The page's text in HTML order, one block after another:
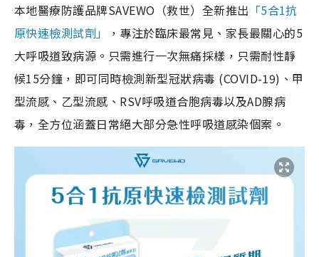
本地醫療防護品牌SAVEWO（救世）全新推出 「5合1抗
原快速檢測試劑」
，專注於臨床最常見、家長最關心的5
大呼吸道致病源。只需進行一次無痛採樣，只需耐性靜
候15分鐘，即可同時檢測新型冠狀病毒 (COVID-19)、甲
型流感、乙型流感、RSV呼吸道合胞病毒以及AD腺病
毒，全方位涵蓋日常絕大部分急性呼吸道感染個案。